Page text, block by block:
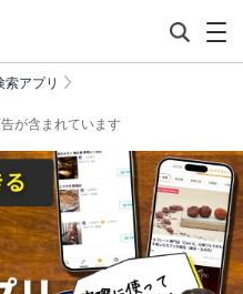
索アプリ
が含まれています